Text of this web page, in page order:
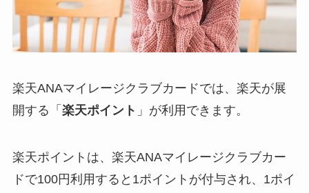
楽天ANAマイレージクラブカードでは、楽天が展
開する「 楽天ポイント 」が利用できます。
楽天ポイントは、楽天ANAマイレージクラブカー
ドで100円利用すると1ポイント が付与され、1ポイ